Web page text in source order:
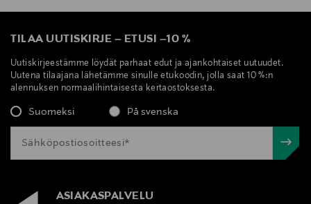
TILAA UUTISKIRJE – ETUSI –10 %
Uutiskirjeestämme löydät parhaat edut ja ajankohtaiset uutuudet.
Uutena tilaajana lähetämme sinulle etukoodin, jolla saat 10 %:n
alennuksen normaalihintaisesta kertaostoksesta.
Suomeksi På svenska
ASIAKASPALVELU